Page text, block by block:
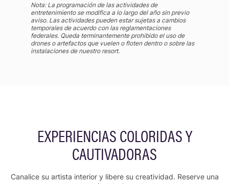
Nota: La programación de las actividades de
entretenimiento se modifica a lo largo del año sin previo
aviso. Las actividades pueden estar sujetas a cambios
temporales de acuerdo con las reglamentaciones
federales. Queda terminantemente prohibido el uso de
drones o artefactos que vuelen o floten dentro o sobre las
instalaciones de nuestro resort.
EXPERIENCIAS COLORIDAS Y
CAUTIVADORAS
Canalice su artista interior y libere su creatividad. Reserve una